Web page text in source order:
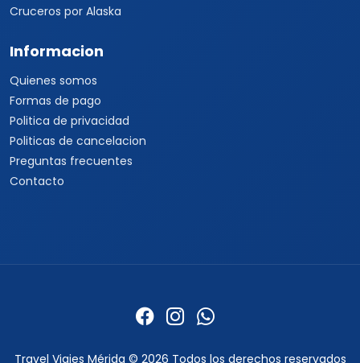
Cruceros por Alaska
Informacion
Quienes somos
Formas de pago
Politica de privacidad
Politicas de cancelacion
Preguntas frecuentes
Contacto
Travel Viajes Mérida © 2026 Todos los derechos reservados